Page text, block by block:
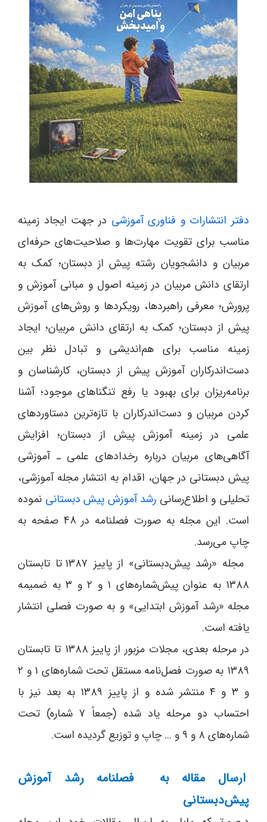
دفتر انتشارات و فناوری آموزشی در جهت ایجاد زمینه‌
مناسب برای تقویت مهارت‌ها و صلاحیت‌های حرفه‌ای
مربیان و دانشجویان رشته‌ پیش‌ از دبستان؛ کمک به
ارتقای دانش مربیان در زمینه‌ اصول و مبانی آموزش و
پرورش؛ معرفی راهبردها، رویکردها و روش‌های آموزش
پیش از دبستان؛ کمک به ارتقای دانش مربیان؛ ایجاد
زمینه‌ مناسب برای هم‌اندیشی و تبادل نظر بین
دست‌اندرکاران آموزش پیش از دبستان، کارشناسان و
برنامه‌ریزان برای بهبود یا رفع تنگناهای موجود؛ آشنا
کردن مربیان و دست‌اندرکاران با تازه‌ترین دستاوردهای
علمی در زمینه‌ آموزش پیش از دبستان؛ افزایش
آگاهی‌های مربیان درباره‌ رخدادهای علمی ـ آموزشی
پیش دبستانی در جهان، اقدام به انتشار مجله‌ آموزشی،
تحلیلی و اطلاع‌رسانی رشد آموزش پیش دبستانی نموده
است. این مجله به صورت فصلنامه در 48 صفحه به
چاپ می‌رسد.
مجله «رشد پیش‌دبستانی» از پاییز ۱۳۸۷ تا تابستان
۱۳۸۸ به عنوان پیش‌شماره‌های
۱
و ۲ و ۳ به ضمیمه
مجله «رشد آموزش ابتدایی» و به صورت فصلی انتشار
یافته است.
در مرحله بعدی، مجلات مزبور از پاییز ۱۳۸۸ تا تابستان
۱۳۸۹ به صورت فصل‌نامه مستقل تحت شماره‌های ۱
و ۲
و ۳
و ۴ منتشر شده و از پاییز ۱۳۸۹ به بعد نیز با
احتساب دو مرحله یاد شده (جمعاً ۷ شماره) تحت
شماره‌های ۸ و ۹ و ... چاپ و توزیع گردیده است.
ارسال مقاله به فصلنامه رشد آموزش
پیش‌دبستانی